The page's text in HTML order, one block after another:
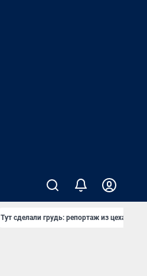
Тут сделали грудь: репортаж из цеха